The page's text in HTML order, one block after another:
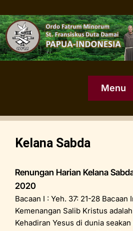
Menu
Kelana Sabda
Renungan Harian Kelana
2020
Bacaan I : Yeh. 37: 21-28 Bacaan
Kemenangan Salib Kristus
Kehadiran Yesus di dunia